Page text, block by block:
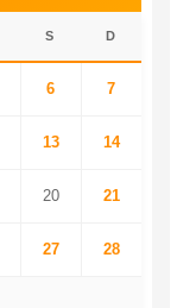
S D
6 7
13 14
20 21
27 28